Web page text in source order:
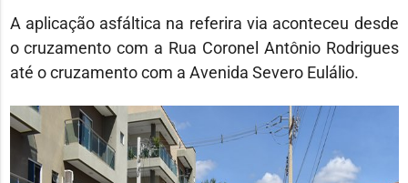
A aplicação asfáltica na referira via aconteceu desde
o cruzamento com a Rua Coronel Antônio Rodrigues
até o cruzamento com a Avenida Severo Eulálio.